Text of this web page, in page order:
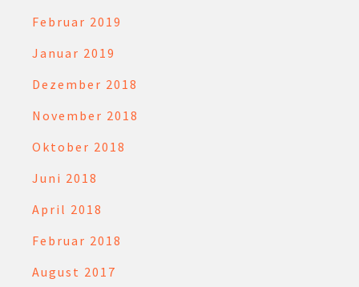
Februar 2019
Januar 2019
Dezember 2018
November 2018
Oktober 2018
Juni 2018
April 2018
Februar 2018
August 2017